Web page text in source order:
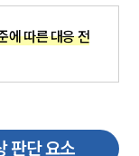
에 따른 대응 전
판단 요소